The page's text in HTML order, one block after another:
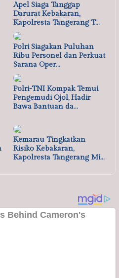
Apel Siaga Tanggap
Darurat Kebakaran,
Kapolresta Tangerang T…
Polri Siagakan Puluhan
Ribu Personel dan Perkuat
Sarana Oper…
Polri-TNI Kompak Temui
Pengemudi Ojol, Hadir
Bawa Bantuan da…
Kemarau Tingkatkan
Risiko Kebakaran,
Kapolresta Tangerang Mi…